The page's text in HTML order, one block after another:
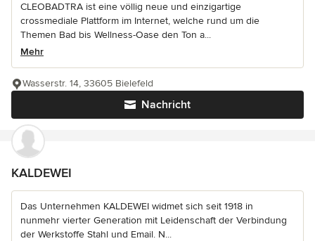
CLEOBADTRA ist eine völlig neue und einzigartige
crossmediale Plattform im Internet, welche rund um die
Themen Bad bis Wellness-Oase den Ton a...
Mehr
Nachricht
Wasserstr. 14, 33605 Bielefeld
KALDEWEI
Das Unternehmen KALDEWEI widmet sich seit 1918 in
nunmehr vierter Generation mit Leidenschaft der Verbindung
der Werkstoffe Stahl und Email. N...